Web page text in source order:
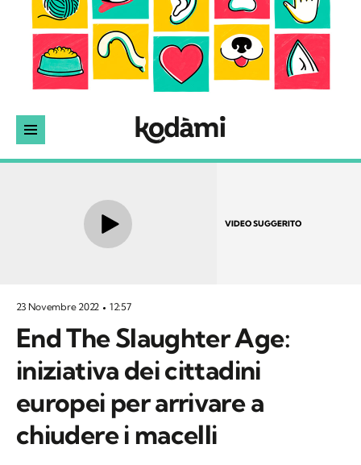
VIDEO SUGGERITO
23 Novembre 2022 12:57
End The Slaughter Age:
iniziativa dei cittadini
europei per arrivare a
chiudere i macelli